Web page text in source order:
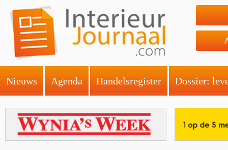
Nieuws Agenda Handelsregister Dossier: